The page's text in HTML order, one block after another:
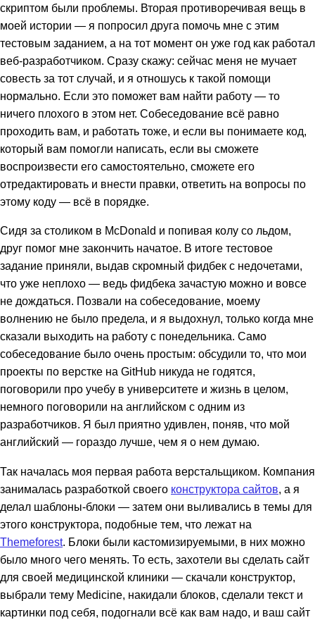
скриптом были проблемы. Вторая противоречивая вещь в
моей истории — я попросил друга помочь мне с этим
тестовым заданием, а на тот момент он уже год как работал
веб-разработчиком. Сразу скажу: сейчас меня не мучает
совесть за тот случай, и я отношусь к такой помощи
нормально. Если это поможет вам найти работу — то
ничего плохого в этом нет. Собеседование всё равно
проходить вам, и работать тоже, и если вы понимаете код,
который вам помогли написать, если вы сможете
воспроизвести его самостоятельно, сможете его
отредактировать и внести правки, ответить на вопросы по
этому коду — всё в порядке.
Сидя за столиком в McDonald и попивая колу со льдом,
друг помог мне закончить начатое. В итоге тестовое
задание приняли, выдав скромный фидбек с недочетами,
что уже неплохо — ведь фидбека зачастую можно и вовсе
не дождаться. Позвали на собеседование, моему
волнению не было предела, и я выдохнул, только когда мне
сказали выходить на работу с понедельника. Само
собеседование было очень простым: обсудили то, что мои
проекты по верстке на GitHub никуда не годятся,
поговорили про учебу в университете и жизнь в целом,
немного поговорили на английском с одним из
разработчиков. Я был приятно удивлен, поняв, что мой
английский — гораздо лучше, чем я о нем думаю.
Так началась моя первая работа верстальщиком. Компания
занималась разработкой своего конструктора сайтов , а я
делал шаблоны-блоки — затем они выливались в темы для
этого конструктора, подобные тем, что лежат на
Themeforest. Блоки были кастомизируемыми, в них можно
было много чего менять. То есть, захотели вы сделать сайт
для своей медицинской клиники — скачали конструктор,
выбрали тему Medicine, накидали блоков, сделали текст и
картинки под себя, подогнали всё как вам надо, и ваш сайт